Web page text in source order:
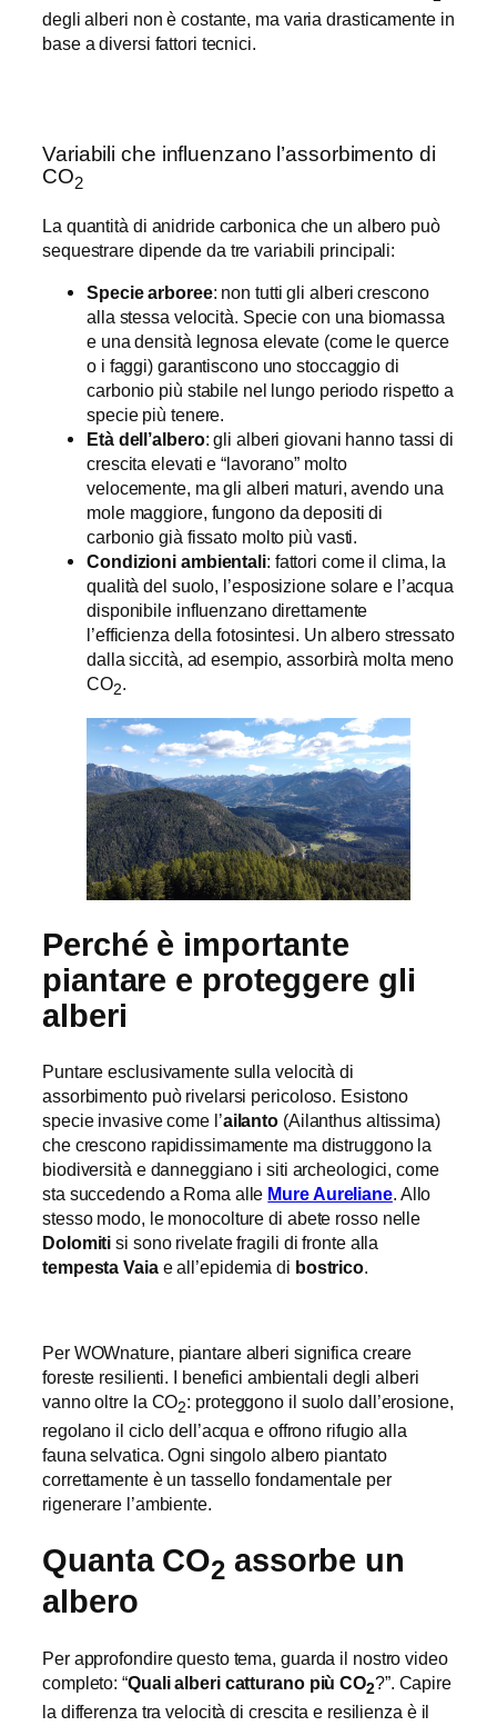
degli alberi non è costante, ma varia drasticamente in
base a diversi fattori tecnici.
Variabili che influenzano l’assorbimento di
CO2
La quantità di anidride carbonica che un albero può
sequestrare dipende da tre variabili principali:
Specie arboree: non tutti gli alberi crescono
alla stessa velocità. Specie con una biomassa
e una densità legnosa elevate (come le querce
o i faggi) garantiscono uno stoccaggio di
carbonio più stabile nel lungo periodo rispetto a
specie più tenere.
Età dell’albero: gli alberi giovani hanno tassi di
crescita elevati e “lavorano” molto
velocemente, ma gli alberi maturi, avendo una
mole maggiore, fungono da depositi di
carbonio già fissato molto più vasti.
Condizioni ambientali: fattori come il clima, la
qualità del suolo, l’esposizione solare e l’acqua
disponibile influenzano direttamente
l’efficienza della fotosintesi. Un albero stressato
dalla siccità, ad esempio, assorbirà molta meno
CO2.
Perché è importante
piantare e proteggere gli
alberi
Puntare esclusivamente sulla velocità di
assorbimento può rivelarsi pericoloso. Esistono
specie invasive come l’ailanto (Ailanthus altissima)
che crescono rapidissimamente ma distruggono la
biodiversità e danneggiano i siti archeologici, come
sta succedendo a Roma alle Mure Aureliane. Allo
stesso modo, le monocolture di abete rosso nelle
Dolomiti si sono rivelate fragili di fronte alla
tempesta Vaiae all’epidemia di bostrico.
Per WOWnature, piantare alberi significa creare
foreste resilienti. I benefici ambientali degli alberi
vanno oltre la CO2: proteggono il suolo dall’erosione,
regolano il ciclo dell’acqua e offrono rifugio alla
fauna selvatica. Ogni singolo albero piantato
correttamente è un tassello fondamentale per
rigenerare l’ambiente.
Quanta CO2 assorbe un
albero
Per approfondire questo tema, guarda il nostro video
completo: “Quali alberi catturano più CO2?”. Capire
la differenza tra velocità di crescita e resilienza è il